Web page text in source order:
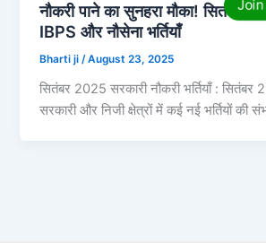
नौकरी पाने का सुनहरा मौका! सितंबर
IBPS और नौसेना भर्तियाँ
Bharti ji/August 23, 2025
सितंबर 2025 सरकारी नौकरी भर्तियाँ :
सरकारी और निजी क्षेत्रों में कई नई भर्तियों की